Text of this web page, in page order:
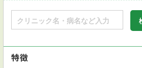
特徴